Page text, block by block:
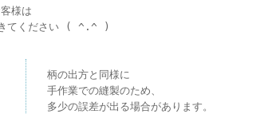
様は
てください ( ^.^ )
柄の出方と同様に
手作業での縫製のため、
多少の誤差が出る場合があります。